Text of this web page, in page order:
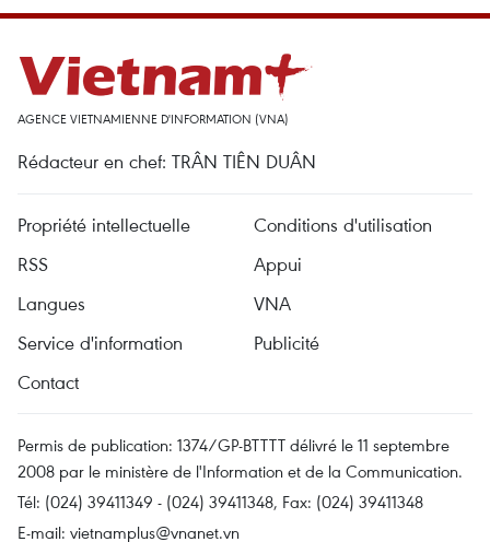
AGENCE VIETNAMIENNE D'INFORMATION (VNA)
Rédacteur en chef: TRÂN TIÊN DUÂN
Propriété intellectuelle
Conditions d'utilisation
RSS
Appui
Langues
VNA
Service d'information
Publicité
Contact
Permis de publication: 1374/GP-BTTTT délivré le 11 septembre
2008 par le ministère de l'Information et de la Communication.
Tél: (024) 39411349 - (024) 39411348, Fax: (024) 39411348
E-mail: vietnamplus@vnanet.vn